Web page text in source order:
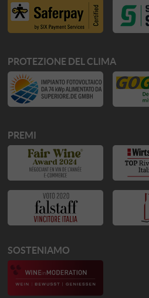
PROTEZIONE DEL CLIMA
PREMI
SOSTENIAMO